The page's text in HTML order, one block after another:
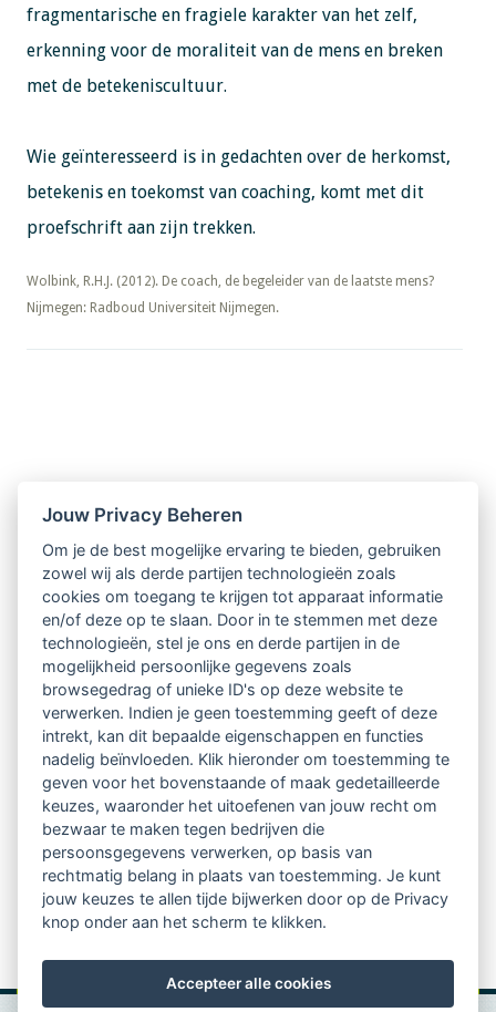
fragmentarische en fragiele karakter van het zelf,
erkenning voor de moraliteit van de mens en breken
met de betekeniscultuur.
Wie geïnteresseerd is in gedachten over de herkomst,
betekenis en toekomst van coaching, komt met dit
proefschrift aan zijn trekken.
​​​​​​​Wolbink, R.H.J. (2012). De coach, de begeleider van de laatste mens?
Nijmegen: Radboud Universiteit Nijmegen.
Nieuwsbrief
Ontvang 10 x per jaar de LVSC-
relatienieuwsbrief met o.a.:
vrij toegankelijke TsvB-artikelen
nieuws op het vlak van professioneel
begeleiden
informatie over LVSC-activiteiten
Aanmelden nieuwsbrief
Jouw Privacy Beheren
Om je de best mogelijke ervaring te bieden, gebruiken
zowel wij als derde partijen technologieën zoals
cookies om toegang te krijgen tot apparaat informatie
en/of deze op te slaan. Door in te stemmen met deze
technologieën, stel je ons en derde partijen in de
mogelijkheid persoonlijke gegevens zoals
browsegedrag of unieke ID's op deze website te
verwerken. Indien je geen toestemming geeft of deze
intrekt, kan dit bepaalde eigenschappen en functies
nadelig beïnvloeden. Klik hieronder om toestemming te
geven voor het bovenstaande of maak gedetailleerde
keuzes, waaronder het uitoefenen van jouw recht om
bezwaar te maken tegen bedrijven die
persoonsgegevens verwerken, op basis van
rechtmatig belang in plaats van toestemming. Je kunt
jouw keuzes te allen tijde bijwerken door op de Privacy
knop onder aan het scherm te klikken.
Accepteer alle cookies